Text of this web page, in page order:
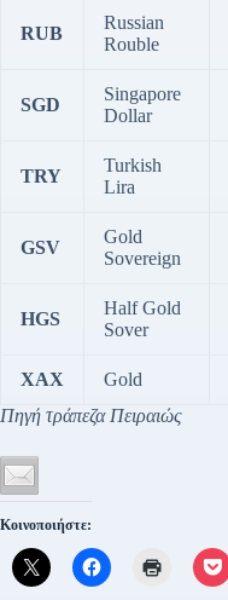
RUB
Russian
Rouble
SGD
Singapore
Dollar
TRY
Turkish
Lira
GSV
Gold
Sovereign
HGS
Half Gold
Sover
XAX Gold
Πηγή τράπεζα Πειραιώς
Κοινοποιήστε: